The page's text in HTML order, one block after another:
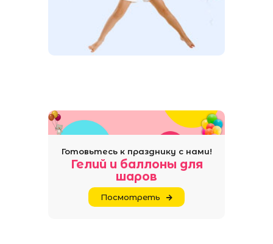
Готовьтесь к празднику с нами!
Гелий и баллоны для
шаров
Посмотреть